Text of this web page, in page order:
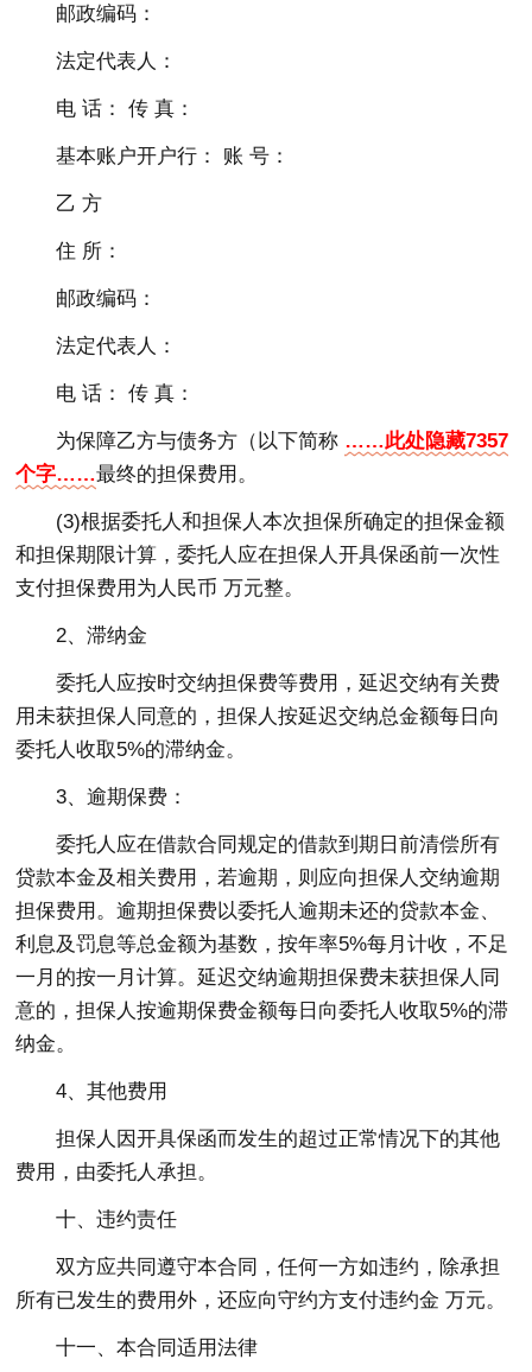
邮政编码：
法定代表人：
电 话： 传 真：
基本账户开户行： 账 号：
乙 方
住 所：
邮政编码：
法定代表人：
电 话： 传 真：
为保障乙方与债务方（以下简称 ……此处隐藏7357
个字……最终的担保费用。
(3)根据委托人和担保人本次担保所确定的担保金额
和担保期限计算，委托人应在担保人开具保函前一次性
支付担保费用为人民币 万元整。
2、滞纳金
委托人应按时交纳担保费等费用，延迟交纳有关费
用未获担保人同意的，担保人按延迟交纳总金额每日向
委托人收取5%的滞纳金。
3、逾期保费：
委托人应在借款合同规定的借款到期日前清偿所有
贷款本金及相关费用，若逾期，则应向担保人交纳逾期
担保费用。逾期担保费以委托人逾期未还的贷款本金、
利息及罚息等总金额为基数，按年率5%每月计收，不足
一月的按一月计算。延迟交纳逾期担保费未获担保人同
意的，担保人按逾期保费金额每日向委托人收取5%的滞
纳金。
4、其他费用
担保人因开具保函而发生的超过正常情况下的其他
费用，由委托人承担。
十、违约责任
双方应共同遵守本合同，任何一方如违约，除承担
所有已发生的费用外，还应向守约方支付违约金 万元。
十一、本合同适用法律